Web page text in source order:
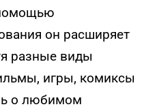
он расширяет
разные виды
игры, комиксы
о любимом